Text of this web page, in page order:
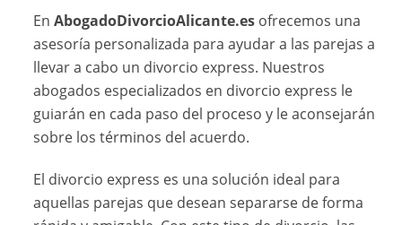
EnAbogadoDivorcioAlicante.es ofrecemos una
asesoría personalizada para ayudar a las parejas a
llevar a cabo un divorcio express. Nuestros
abogados especializados en divorcio express le
guiarán en cada paso del proceso y le aconsejarán
sobre los términos del acuerdo.
El divorcio express es una solución ideal para
aquellas parejas que desean separarse de forma